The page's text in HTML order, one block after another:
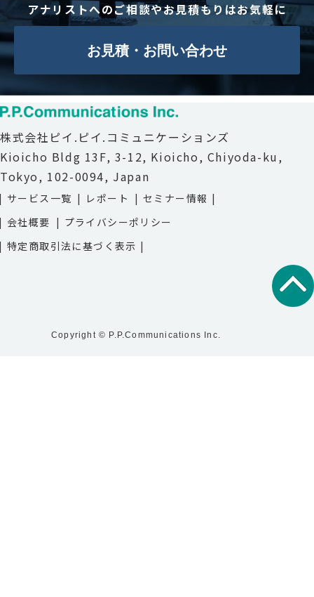
アナリストへのご相談やお見積もりはお気軽に
お見積・お問い合わせ
株式会社ピイ.ピイ.コミュニケーションズ
Kioicho Bldg 13F, 3-12, Kioicho, Chiyoda-ku,
Tokyo, 102-0094, Japan
サービス一覧 レポート
セミナー情報
会社概要
プライバシーポリシー
特定商取引法に基づく表示
Copyright © P.P.Communications Inc.